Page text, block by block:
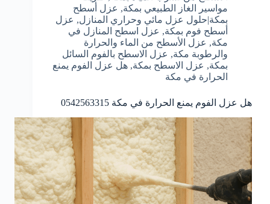
مواسير الغاز الطبيعي بمكة, عزل أسطح
بمكة|حلول عزل مائي وحراري المنازل, عزل
أسطح فوم بمكة, عزل اسطح المنازل في
مكة, عزل الأسطح من الماء والحرارة
والرطوبة مكة, عزل الاسطح بالفوم السائل
بمكة, عزل الاسطح بمكة, هل عزل الفوم يمنع
الحرارة في مكة
هل عزل الفوم يمنع الحرارة في مكة 0542563315